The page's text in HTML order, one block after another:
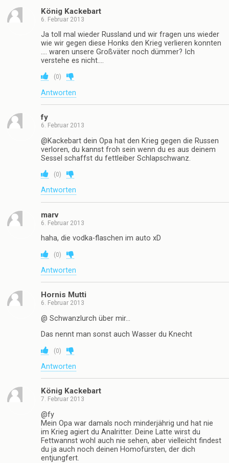
König Kackebart
6. Februar 2013
Ja toll mal wieder Russland und wir fragen uns wieder
wie wir gegen diese Honks den Krieg verlieren konnten
…. waren unsere Großväter noch dümmer? Ich
verstehe es nicht….
(0)
Antworten
fy
6. Februar 2013
@Kackebart dein Opa hat den Krieg gegen die Russen
verloren, du kannst froh sein wenn du es aus deinem
Sessel schaffst du fettleiber Schlapschwanz.
(0)
Antworten
marv
6. Februar 2013
haha, die vodka-flaschen im auto xD
(0)
Antworten
Hornis Mutti
6. Februar 2013
@ Schwanzlurch über mir…
Das nennt man sonst auch Wasser du Knecht
(0)
Antworten
König Kackebart
7. Februar 2013
@fy
Mein Opa war damals noch minderjährig und hat nie
im Krieg agiert du Analritter. Deine Latte wirst du
Fettwannst wohl auch nie sehen, aber vielleicht findest
du ja auch noch deinen Homofürsten, der dich
entjungfert.